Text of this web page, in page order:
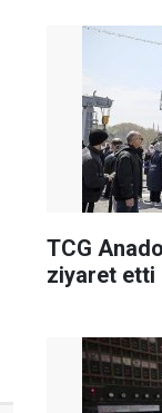
TCG
ziyaret etti